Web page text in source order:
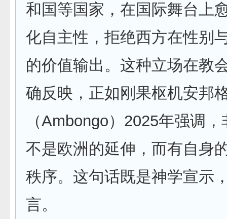
和国等国家，在国际舞台上
化自主性，拒绝西方在性别
的价值输出。这种立场在教
确反映，正如刚果枢机安邦
（Ambongo）2025年强调
不是欧洲的延伸，而有自身
秩序。这句话既是神学宣示
言。